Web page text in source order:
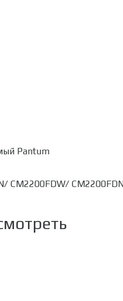
Pantum
CM2200FDW/